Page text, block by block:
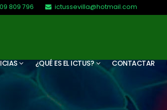
809 796
ictussevilla@hotmail.com
¿QUÉ ES EL ICTUS? CONTACTAR